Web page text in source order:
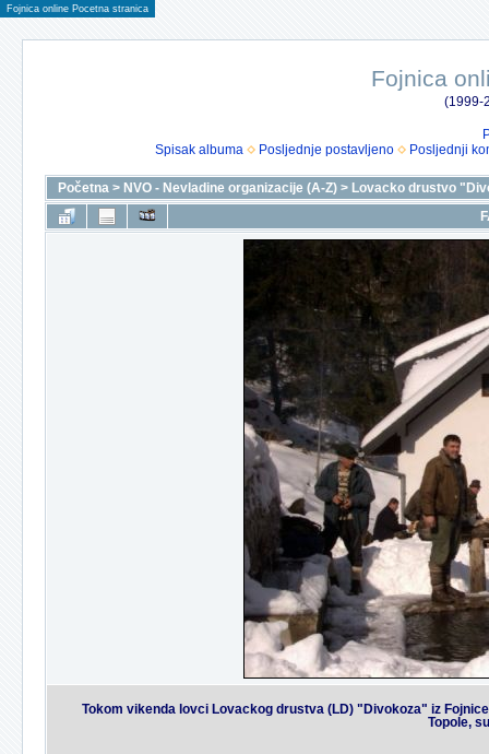
Fojnica online Pocetna stranica
Fojnica
(1999-
Spisak albuma
Posljednje postavljeno Posljednji
Početna > NVO - Nevladine organizacije (A-Z) > Lovacko drustvo
Tokom vikenda lovci Lovackog drustva (LD) "Divokoza" iz
Topole,